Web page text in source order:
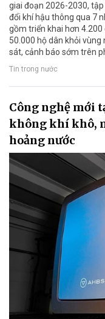
giai đoạn 2026-2030,
đổi khí hậu thông qua 7
gồm triển khai hơn
50.000 hộ dân khỏi
sát, cảnh báo sớm trên
Tin trong nước
Công nghệ mới
không khí khô,
hoảng nước